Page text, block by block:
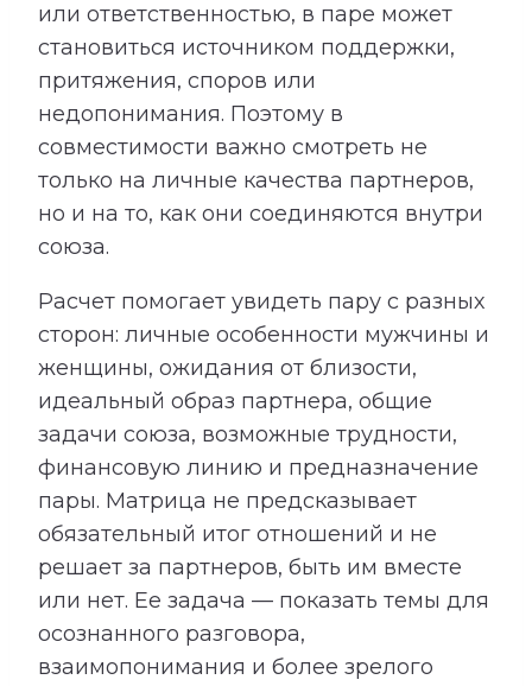
или ответственностью, в паре может
становиться источником поддержки,
притяжения, споров или
недопонимания. Поэтому в
совместимости важно смотреть не
только на личные качества партнеров,
но и на то, как они соединяются внутри
союза.
Расчет помогает увидеть пару с разных
сторон: личные особенности мужчины и
женщины, ожидания от близости,
идеальный образ партнера, общие
задачи союза, возможные трудности,
финансовую линию и предназначение
пары. Матрица не предсказывает
обязательный итог отношений и не
решает за партнеров, быть им вместе
или нет. Ее задача — показать темы для
осознанного разговора,
взаимопонимания и более зрелого